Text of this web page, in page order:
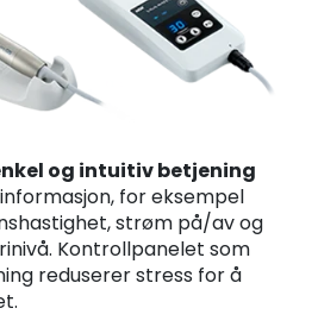
og intuitiv betjening
for eksempel
strøm på/av og
Kontrollpanelet som
reduserer stress for å